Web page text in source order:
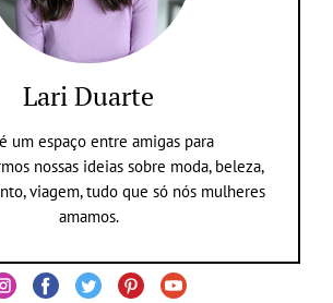
Lari Duarte
um espaço entre amigas para
nossas ideias sobre moda, beleza,
viagem, tudo que só nós mulheres
amamos.